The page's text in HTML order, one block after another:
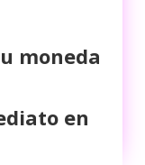
moneda
en